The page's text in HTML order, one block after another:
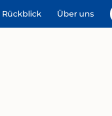
Rückblick Über uns